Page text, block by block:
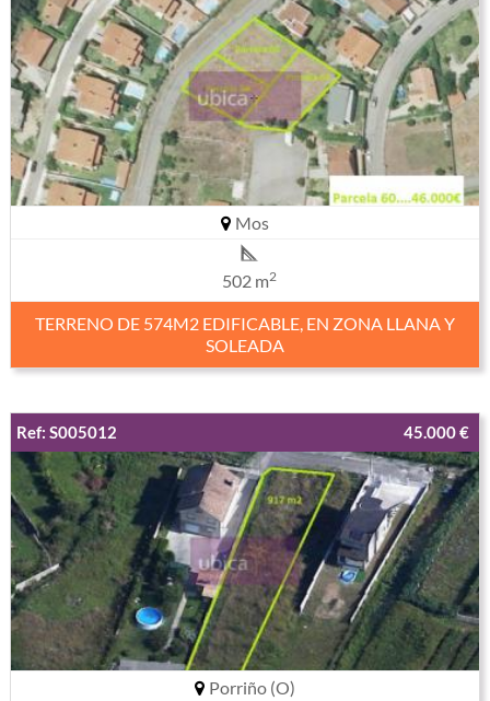
Mos
502 m2
TERRENO DE 574M2 EDIFICABLE, EN ZONA LLANA Y
SOLEADA
Ref: S005012 45.000 €
Porriño (O)